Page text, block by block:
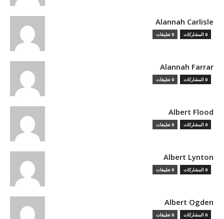
Alannah Carlisle
0 المشاركات 0 تعليقات
Alannah Farrar
0 المشاركات 0 تعليقات
Albert Flood
0 المشاركات 0 تعليقات
Albert Lynton
0 المشاركات 0 تعليقات
Albert Ogden
0 المشاركات 0 تعليقات